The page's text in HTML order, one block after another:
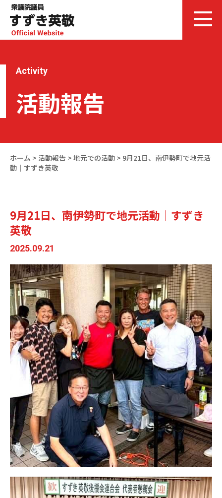
Activity
活動報告
ホーム > 活動報告 > 地元での活動 > 9月21日、南伊勢町で地元活
動｜すずき英敬
9月21日、南伊勢町で地元活動｜すずき
英敬
2025.09.21